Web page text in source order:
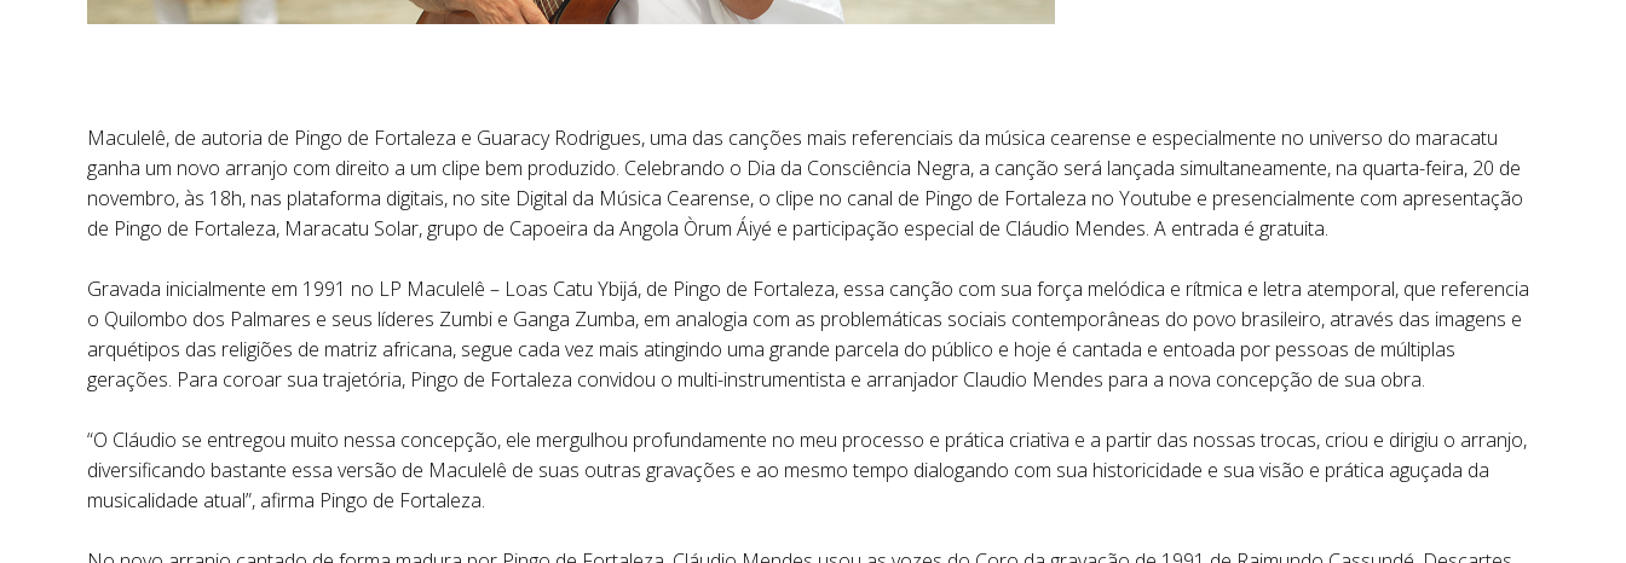
Maculelê, de autoria de Pingo de Fortaleza e Guaracy Rodrigues, uma das canções mais referenciais da música cearense e especialmente no universo do maracatu
ganha um novo arranjo com direito a um clipe bem produzido. Celebrando o Dia da Consciência Negra, a canção será lançada simultaneamente, na quarta-feira, 20 de
novembro, às 18h, nas plataforma digitais, no site Digital da Música Cearense, o clipe no canal de Pingo de Fortaleza no Youtube e presencialmente com apresentação
de Pingo de Fortaleza, Maracatu Solar, grupo de Capoeira da Angola Òrum Áiyé e participação especial de Cláudio Mendes. A entrada é gratuita.
Gravada inicialmente em 1991 no LP Maculelê – Loas Catu Ybijá, de Pingo de Fortaleza, essa canção com sua força melódica e rítmica e letra atemporal, que referencia
o Quilombo dos Palmares e seus líderes Zumbi e Ganga Zumba, em analogia com as problemáticas sociais contemporâneas do povo brasileiro, através das imagens e
arquétipos das religiões de matriz africana, segue cada vez mais atingindo uma grande parcela do público e hoje é cantada e entoada por pessoas de múltiplas
gerações. Para coroar sua trajetória, Pingo de Fortaleza convidou o multi-instrumentista e arranjador Claudio Mendes para a nova concepção de sua obra.
“O Cláudio se entregou muito nessa concepção, ele mergulhou profundamente no meu processo e prática criativa e a partir das nossas trocas, criou e dirigiu o arranjo,
diversificando bastante essa versão de Maculelê de suas outras gravações e ao mesmo tempo dialogando com sua historicidade e sua visão e prática aguçada da
musicalidade atual”, afirma Pingo de Fortaleza.